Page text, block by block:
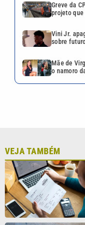
Greve da
projeto
Vini Jr.
sobre
Mãe de
o namoro